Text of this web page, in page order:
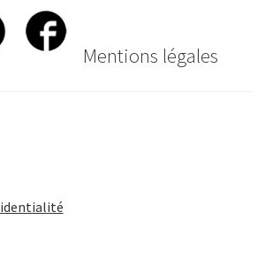
Mentions légales